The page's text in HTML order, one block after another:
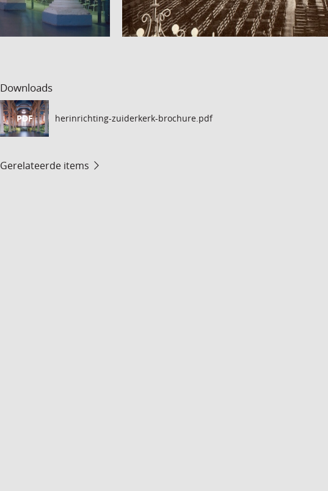
Downloads
PDF herinrichting-zuiderkerk-brochure.pdf
Gerelateerde items